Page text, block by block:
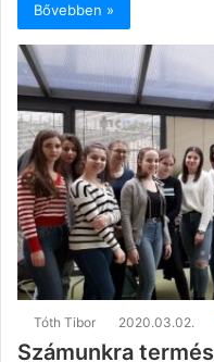
Bővebben »
Tóth Tibor 2020.03.02.
Számunkra